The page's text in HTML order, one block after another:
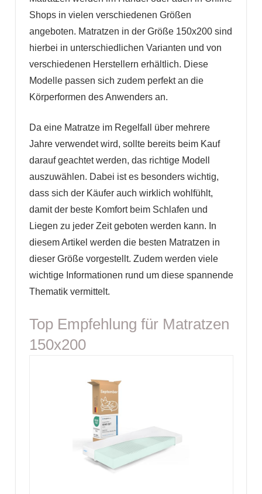
Shops in vielen verschiedenen Größen
angeboten. Matratzen in der Größe 150x200 sind
hierbei in unterschiedlichen Varianten und von
verschiedenen Herstellern erhältlich. Diese
Modelle passen sich zudem perfekt an die
Körperformen des Anwenders an.
Da eine Matratze im Regelfall über mehrere
Jahre verwendet wird, sollte bereits beim Kauf
darauf geachtet werden, das richtige Modell
auszuwählen. Dabei ist es besonders wichtig,
dass sich der Käufer auch wirklich wohlfühlt,
damit der beste Komfort beim Schlafen und
Liegen zu jeder Zeit geboten werden kann. In
diesem Artikel werden die besten Matratzen in
dieser Größe vorgestellt. Zudem werden viele
wichtige Informationen rund um diese spannende
Thematik vermittelt.
Top Empfehlung für Matratzen
150x200